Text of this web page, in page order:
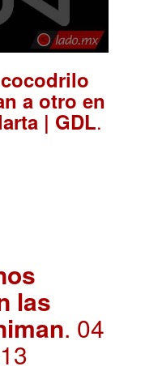
a otro en
| GDL.
las
. 04